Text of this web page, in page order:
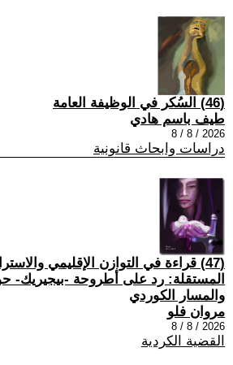
(46) السُكر في الوظيفة العامة
طيف باسم هادي
2026 / 8 / 8
دراسات وابحاث قانونية
(47) قراءة في التوازن الإقليمي
المستقلة: رد على أطروحة -بيجيريك-
والمسار الكوردي
مروان فلو
2026 / 8 / 8
القضية الكردية